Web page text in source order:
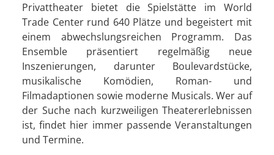
Privattheater bietet die Spielstätte im World
Trade Center rund 640 Plätze und begeistert mit
einem abwechslungsreichen Programm. Das
Ensemble präsentiert regelmäßig neue
Inszenierungen, darunter Boulevardstücke,
musikalische Komödien, Roman- und
Filmadaptionen sowie moderne Musicals. Wer auf
der Suche nach kurzweiligen Theatererlebnissen
ist, findet hier immer passende Veranstaltungen
und Termine.